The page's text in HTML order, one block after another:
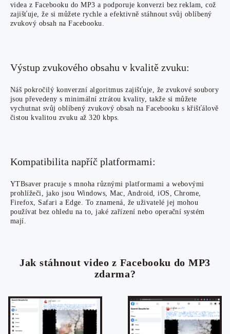
videa z Facebooku do MP3 a podporuje konverzi bez reklam, což
zajišťuje, že si můžete rychle a efektivně stáhnout svůj oblíbený
zvukový obsah na Facebooku.
Výstup zvukového obsahu v kvalitě zvuku:
Náš pokročilý konverzní algoritmus zajišťuje, že zvukové soubory
jsou převedeny s minimální ztrátou kvality, takže si můžete
vychutnat svůj oblíbený zvukový obsah na Facebooku s křišťálově
čistou kvalitou zvuku až 320 kbps.
Kompatibilita napříč platformami:
YTBsaver pracuje s mnoha různými platformami a webovými
prohlížeči, jako jsou Windows, Mac, Android, iOS, Chrome,
Firefox, Safari a Edge. To znamená, že uživatelé jej mohou
používat bez ohledu na to, jaké zařízení nebo operační systém
mají.
Jak stáhnout video z Facebooku do MP3
zdarma?